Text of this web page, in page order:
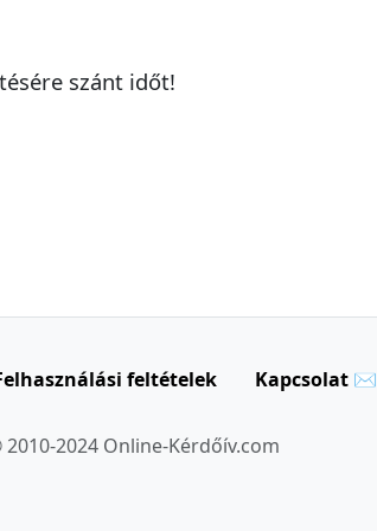
szánt időt!
feltételek Kapcsolat ✉
2010-2024 Online-Kérdőív.com